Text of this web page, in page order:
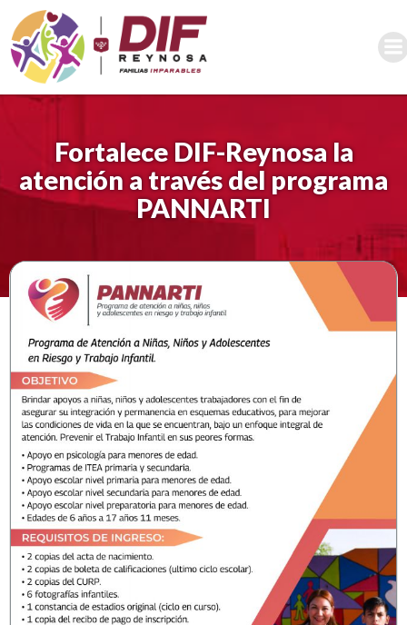
al
contenido
Fortalece DIF-Reynosa la
atención a través del programa
PANNARTI